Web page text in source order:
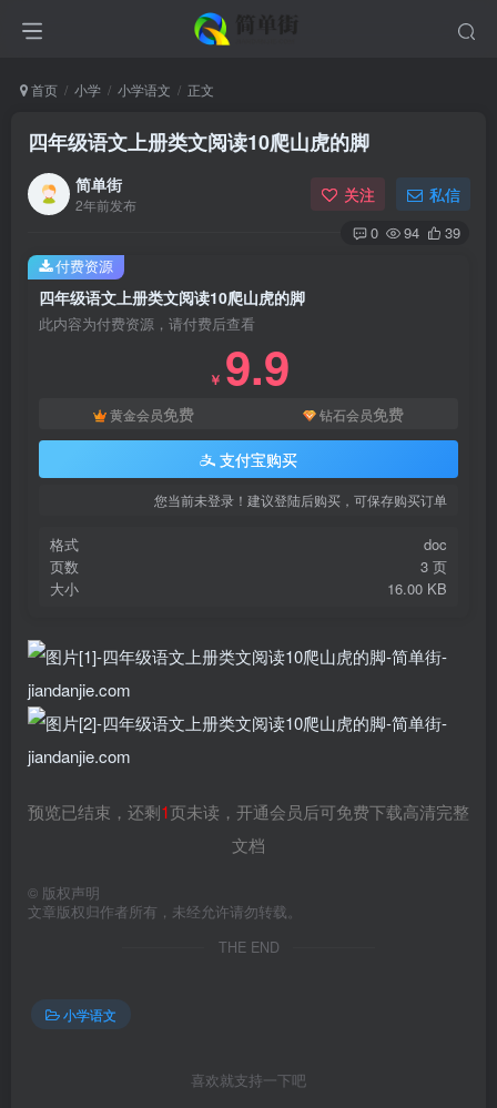
首页 小学 小学语文 正文
四年级语文上册类文阅读10爬山虎的脚
简单街
2年前发布 关注 私信
0 94 39
四年级语文上册类文阅读10爬山虎的脚
此内容为付费资源，请付费后查看
￥ 9.9
黄金会员免费 钻石会员免费
支付宝购买
您当前未登录！建议登陆后购买，可保存购买订单
格式
doc
页数
3 页
大小
16.00 KB
付费资源
预览已结束，还剩1页未读，开通会员后可免费下载高清完整
文档
© 版权声明
文章版权归作者所有，未经允许请勿转载。
THE END
小学语文
喜欢就支持一下吧